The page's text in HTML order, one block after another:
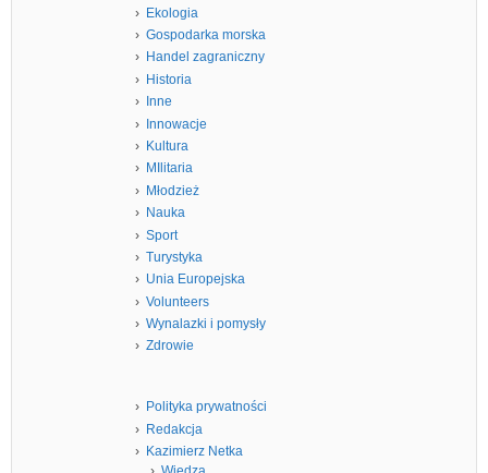
Ekologia
Gospodarka morska
Handel zagraniczny
Historia
Inne
Innowacje
Kultura
MIlitaria
Młodzież
Nauka
Sport
Turystyka
Unia Europejska
Volunteers
Wynalazki i pomysły
Zdrowie
Polityka prywatności
Redakcja
Kazimierz Netka